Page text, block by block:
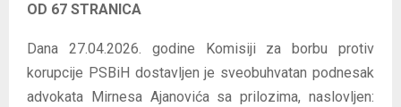
OD 67 STRANICA
Dana 27.04.2026. godine Komisiji za borbu protiv
korupcije PSBiH dostavljen je sveobuhvatan podnesak
advokata Mirnesa Ajanovića sa prilozima, naslovljen: